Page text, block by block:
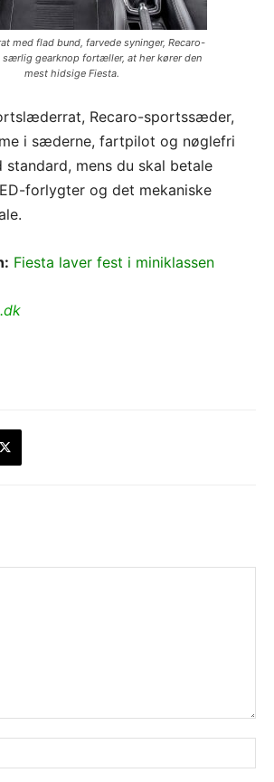
med flad bund, farvede syninger, Recaro-
gearknop fortæller, at her kører den
mest hidsige Fiesta.
Recaro-sportssæder,
i sæderne, fartpilot og nøglefri
standard, mens du skal betale
forlygter og det mekaniske
Fiesta laver fest i miniklassen